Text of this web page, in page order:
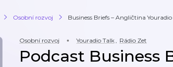
Osobní rozvoj Business Briefs – Angličtina
Osobní rozvoj Youradio Talk, Rádio Zet
Podcast Business